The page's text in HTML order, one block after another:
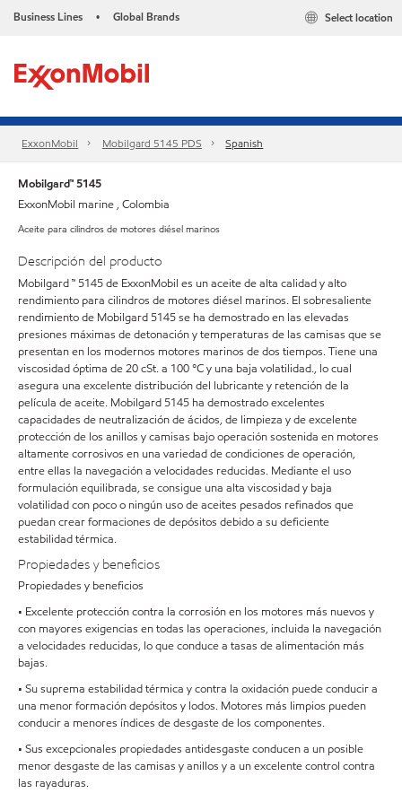
Business Lines • Global Brands Select location
ExxonMobil Mobilgard 5145 PDS Spanish
Mobilgard™ 5145
ExxonMobil marine , Colombia
Aceite para cilindros de motores diésel marinos
Descripción del producto
Mobilgard ™ 5145 de ExxonMobil es un aceite de alta calidad y alto
rendimiento para cilindros de motores diésel marinos. El sobresaliente
rendimiento de Mobilgard 5145 se ha demostrado en las elevadas
presiones máximas de detonación y temperaturas de las camisas que se
presentan en los modernos motores marinos de dos tiempos. Tiene una
viscosidad óptima de 20 cSt. a 100 °C y una baja volatilidad., lo cual
asegura una excelente distribución del lubricante y retención de la
película de aceite. Mobilgard 5145 ha demostrado excelentes
capacidades de neutralización de ácidos, de limpieza y de excelente
protección de los anillos y camisas bajo operación sostenida en motores
altamente corrosivos en una variedad de condiciones de operación,
entre ellas la navegación a velocidades reducidas. Mediante el uso
formulación equilibrada, se consigue una alta viscosidad y baja
volatilidad con poco o ningún uso de aceites pesados refinados que
puedan crear formaciones de depósitos debido a su deficiente
estabilidad térmica.
Propiedades y beneficios
Propiedades y beneficios
• Excelente protección contra la corrosión en los motores más nuevos y
con mayores exigencias en todas las operaciones, incluida la navegación
a velocidades reducidas, lo que conduce a tasas de alimentación más
bajas.
• Su suprema estabilidad térmica y contra la oxidación puede conducir a
una menor formación depósitos y lodos. Motores más limpios pueden
conducir a menores índices de desgaste de los componentes.
• Sus excepcionales propiedades antidesgaste conducen a un posible
menor desgaste de las camisas y anillos y a un excelente control contra
las rayaduras.